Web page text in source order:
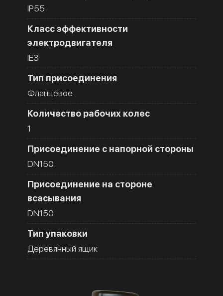
IP55
Класс эффективности
электродвигателя
IE3
Тип присоединения
Фланцевое
Количество рабочих колес
1
Присоединение с напорной стороны
DN150
Присоединение на стороне
всасывания
DN150
Тип упаковки
Деревянный ящик